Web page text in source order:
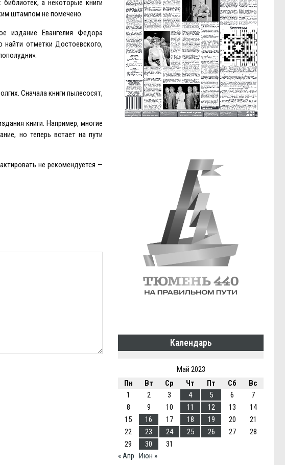
а некоторые книги
штампом не помечено.
издание Eвангелия Федора
отметки Достоевского,
Сначала книги пылесосят,
книги. Например, многие
но теперь встает на пути
не рекомендуется —
Календарь
Май 2023
Пн
Вт Ср Чт Пт Сб
Вс
1
2 3 4 5 6
7
8
9 10 11 12 13
14
15
16 17 18 19 20
21
22
23 24 25 26 27
28
29
30
31
« Апр Июн »